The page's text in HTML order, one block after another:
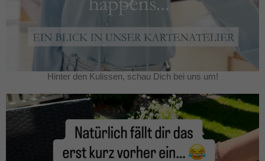
Hinter den Kulissen, schau Dich bei uns um!